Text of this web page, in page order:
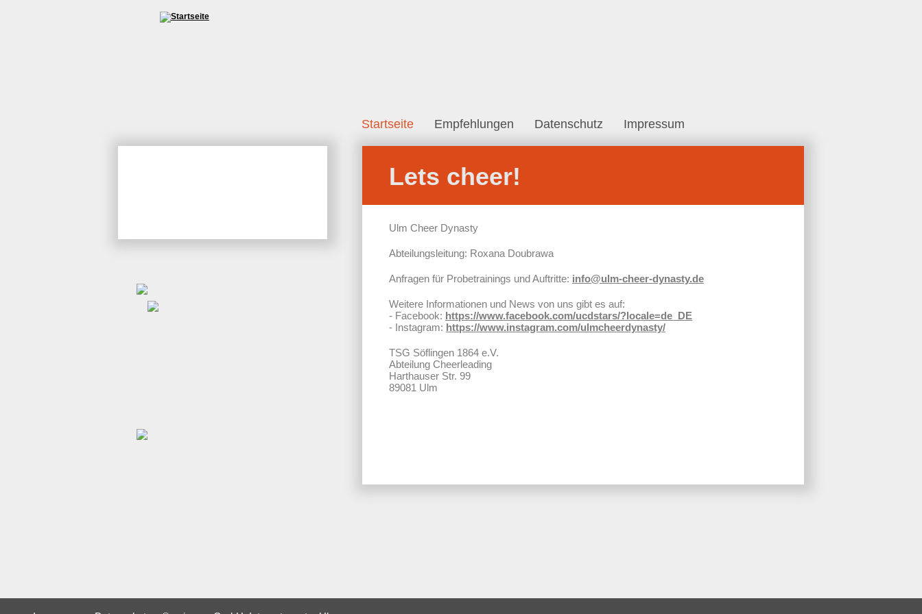
Startseite Empfehlungen Datenschutz Impressum
Lets cheer!
Ulm Cheer Dynasty
Abteilungsleitung: Roxana Doubrawa
Anfragen für Probetrainings und Auftritte: info@ulm-cheer-dynasty.de
Weitere Informationen und News von uns gibt es auf:
- Facebook: https://www.facebook.com/ucdstars/?locale=de_DE
- Instagram: https://www.instagram.com/ulmcheerdynasty/
TSG Söflingen 1864 e.V.
Abteilung Cheerleading
Harthauser Str. 99
89081 Ulm